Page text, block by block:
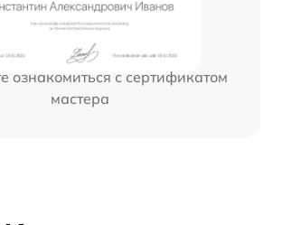
ознакомиться с сертификатом
мастера